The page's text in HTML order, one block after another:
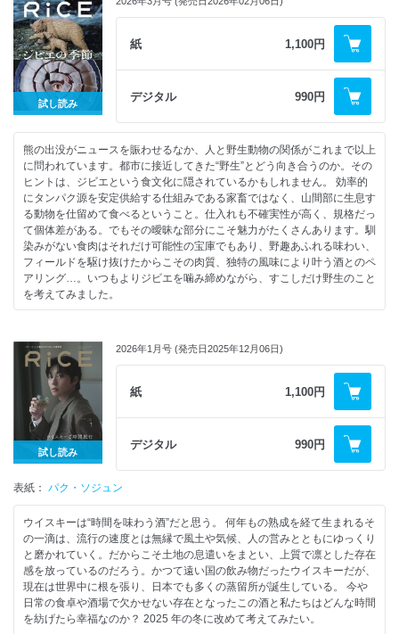
・DoDo Bar
・ASASI
●鍾路でオンマに会う
・MAGARI
・ジャンスポッサム
・トゥンスンネ
・ソウル食品
●故郷として歩く、はじめてのヨス
●東洋のハワイ・チェジュ 女性たちの食卓へ。
●RiCE 編集部員の韓食巡遊記
第二特集 日本の韓国へ。
●日本最古のコリアンタウン、鶴橋を食べる。
・よあけ食堂
・ロックヴィラ
・参鶏湯 人ル
●我が家のわかめスープは 国境もジャンルも越えて | Le Chozen
●海峡越しに韓国を望む 老舗焼肉店の美学 | 千代町玄風館
●あの人に聞きたい! 日本で出会った偏愛韓国料理店。
・紺野真
・YonYon
・森一起
・工藤司
・孫明雅
・全敞一
●冷麺クロニクル 〜スープと麺が辿った道〜
●民藝の父・柳宗悦と朝鮮工芸〜「用の美」と韓国食の精神〜
●檸檬の日々 唐田えりかとほりにしニューレモン
●いつものレシピ 日々韓食
・醬と生きる。 | 阿部こずえ(Paryo)
・手の味がするパンチャン | 山下涼生
・涼を呼ぶ水キムチ、夏の麺 | 中島慧
【連載】
・EDITOR'S NOTE #48
●京都のローカルで息づくイギリスのビターとパブ文化。| Bighand Bros.
Beer
●BREWERY FAMILY TREE 日本醸造家系図
●新世代ブルワー二人が見据えるこれからのビール
森田文弥（Interplay Brewing） × 若井真之介(Field Ales)
●ビールラバーが推す！ 今、本当に飲みたいBEER GUIDE
●最初の一杯で終わらない 酸っぱいビールとの出会い
●ビールでアペロしよ！
・CHEZ RONA
・titoten
●今宵も晩酌はビールで。| cate 広告
●Historical Beer〜ヒストリカルビールを巡る。〜
・ラガーの鼓動を聴け！（Prague, CZECHIA & Munich, GERMANY）
・ ラオホビールがオリジナルである理由｜Schlenkerla(Bamberg,
GERMANY)
・ベルギービールな生き方の男たち|De Glazen Toren(Erpe-Mere,
BELGIUM)
「常陸野ネストビール」が見据えるクラフトビール像とは？
●”ウイスキーが再びクールになったように ビールにもサイクルがある”
ロビン・オッタウェイ(Brooklyn Brewery)
●キリンビールはなぜクラフトビールを造るのか？
●熟成ビールへの挑戦 紡ぎ継がれる豊かな味わい|箕面ビール
●全ては川越の畑から。
“Beer Beautiful”な日常を届ける | COEDO BREWERY
●至高の一杯を求め、京阪ビール行脚。
・夢詠ミ
●ビアホールの頂点は、浅草観音裏にある。| 正直ビアホール
●GOOD DAY, GOOD BEER 朝、昼、夜と。いつもビール日和な店4選
・PiPo
・BONET
・AFTER SCHOOL BREWERY
・The Cat & Cask Tavern
●“醸熱地帯”で一期一会の体験を。| YONAYONA TOKYO BREWERY
●”食べられなかった”レモンパスタの残像 飯豊まりえ
●Pasta,Anytime いつでもパスタがあればうまくいく。
・タフな１日を乗り切るための、豪快朝パスタ（Cadota）
・サンデイズフードの ウィークデイ・パスタランチ（sundaysfood）
・休日のブランチ、公園みたいなキッチンで。（高松遼平）
・みんなで食べる時のこと。（トラットリア シチリアーナ・ドンチッチ
ョ）
・ゆっくり火を入れ、夜を待つ。（ジロトンド）
●FLOUR,WATER&HANDS 粉と水と、手があれば（igora） 写真=川内
倫子
●GUIDA BASE ALLA PASTA パスタの基礎知識
●パスタ・パーツ解体新書
・平雅一（Don Bravo）
・井上雄一（スポルカチョーネ）
・渡辺康啓（Cibo e Gino）
・東山広樹（餃子の肉太郎）
●麺に拘るなら一度は使ってみたい。上質なパスタ「マンチーニ」で叶え
る 小麦の香りを味わうパスタレシピ
（mehishiba）
●Modern Craft & Product for Pasta パスタのための名品たち。（MA
STORE）
●PASTA LOVE♡純恋レシピ（ハイウェイ）
●Pasta to GO! お弁当に合うパスタレシピ（75foods）
●今夜はショートパスタで一杯 21時のマッケローニクラブ
・にほん酒や
・スパイス飯店
・local du club
●AC HOUSE 黒田敦喜のミッドナイト・ペペロンチーノ
●山の釣り人のパスタ（東カワウソ）
●MY BEST PASTA 店で味わった衝撃の一皿、家で愛する日常の一皿
・鳥羽周作
・山崎由貴
・小川正見
・Ryu
・在本彌生
試し読み
紙 1,100円
デジタル 990円
熊の出没がニュースを賑わせるなか、人と野生動物の関係がこれまで以上
に問われています。都市に接近してきた“野生”とどう向き合うのか。その
ヒントは、ジビエという食文化に隠されているかもしれません。 効率的
にタンパク源を安定供給する仕組みである家畜ではなく、山間部に生息す
る動物を仕留めて食べるということ。仕入れも不確実性が高く、規格だっ
て個体差がある。でもその曖昧な部分にこそ魅力がたくさんあります。馴
染みがない食肉はそれだけ可能性の宝庫でもあり、野趣あふれる味わい、
フィールドを駆け抜けたからこその肉質、独特の風味により叶う酒とのペ
アリング…。いつもよりジビエを噛み締めながら、すこしだけ野生のこと
を考えてみました。
特集「ジビエの季節」
●「いただきます」と「ごちそうさま」 文=北尾トロ
美味しくいただくための ジビエ入門
・ジビエ鳥獣図鑑
・狩猟について
・世界で食べ継がれてきたジビエ
●WORK ON THE WILD SIDE ローカル・ジビエの新しい新しい担い手た
・佐藤想留（KOKI）×山口斗真
・石巻顕（罠ブラザーズ/song）
・宮脇浩樹（バダスビアベース）
・アナ イエンセン（ishinoko）×吉田さくら
●GIBIER AT HOME
・家でジビエが食べたくて。
・猪ときのこの水餃子 | 吉春
・鹿のボルシチ | bouillon
●GOLDEN LIFE | アウトドアスパイス ほりにし×山田杏奈
試し読み
2026年1月号 (発売日2025年12月06日)
紙 1,100円
デジタル 990円
表紙： パク・ソジュン
ウイスキーは“時間を味わう酒”だと思う。 何年もの熟成を経て⽣まれるそ
の⼀滴は、流⾏の速度とは無縁で⾵⼟や気候、⼈の営みとともにゆっくり
と磨かれていく。だからこそ⼟地の息遣いをまとい、上質で凛とした存在
感を放っているのだろう。かつて遠い国の飲み物だったウイスキーだが、
現在は世界中に根を張り、⽇本でも多くの蒸留所が誕⽣している。 今や
⽇常の⾷卓や酒場で⽋かせない存在となったこの酒と私たちはどんな時間
を紡げたら幸福なのか？ 2025 年の冬に改めて考えてみたい。